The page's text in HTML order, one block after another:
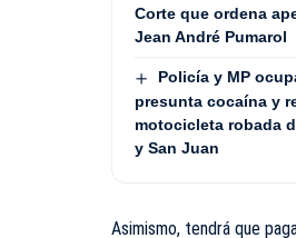
Corte que ordena
Jean André Pumarol
Policía y MP
presunta cocaína y
motocicleta robada
y San Juan
Asimismo, tendrá que